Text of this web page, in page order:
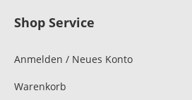
Shop Service
Anmelden / Neues Konto
Warenkorb